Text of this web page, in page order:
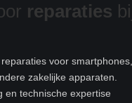
reparaties
voor smartphones,
zakelijke apparaten.
en technische expertise